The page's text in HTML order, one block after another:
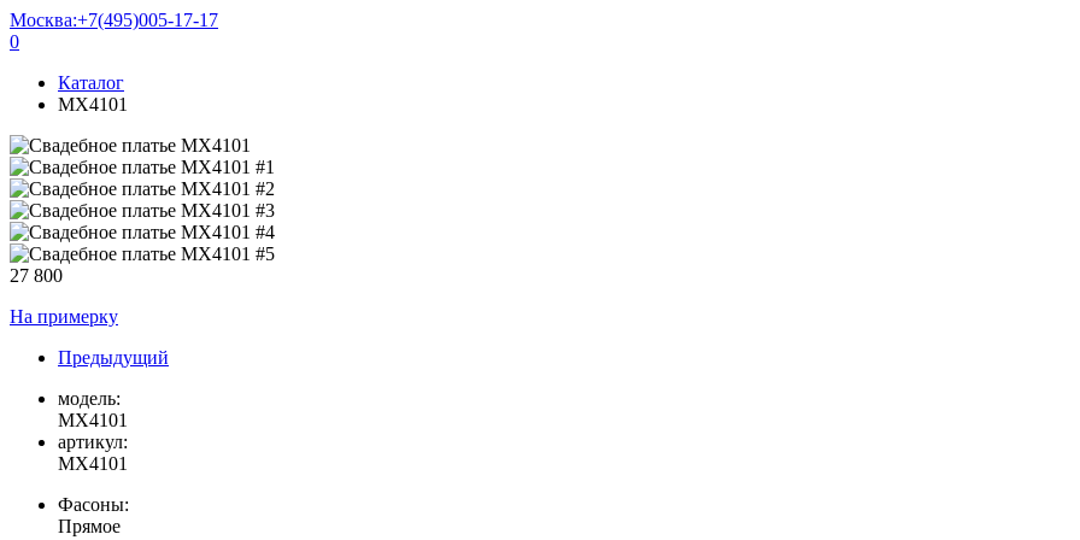
Москва:+7(495)005-17-17
0
Каталог
MX4101
27 800
На примерку
Предыдущий
модель:
MX4101
артикул:
MX4101
Фасоны:
Прямое